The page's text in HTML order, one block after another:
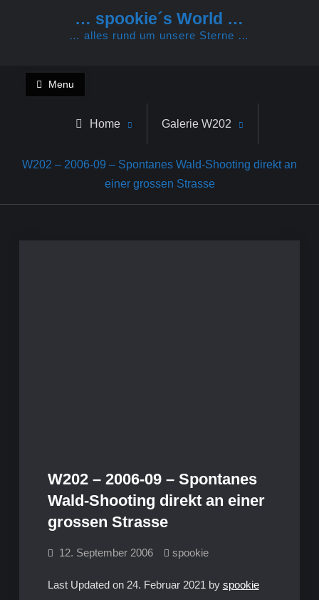
… spookie´s World …
… alles rund um unsere Sterne …
Menu
Home Galerie W202
W202 – 2006-09 – Spontanes Wald-Shooting direkt an
einer grossen Strasse
W202 – 2006-09 – Spontanes
Wald-Shooting direkt an einer
grossen Strasse
12. September 2006 spookie
Last Updated on 24. Februar 2021 by spookie